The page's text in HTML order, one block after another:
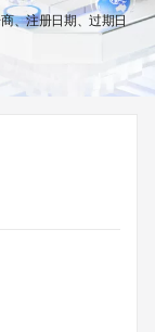
、注册日期、过期日